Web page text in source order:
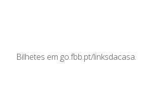
Bilhetes em go.fbb.pt/linksdacasa.